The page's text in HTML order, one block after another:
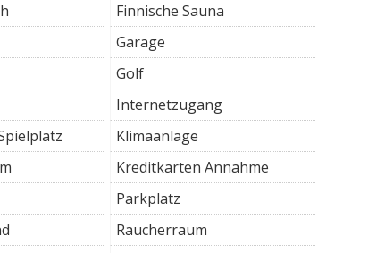
Finnische Sauna
Garage
Golf
Internetzugang
Klimaanlage
Kreditkarten Annahme
Parkplatz
Raucherraum